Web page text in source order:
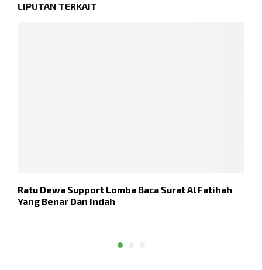
LIPUTAN TERKAIT
Ratu Dewa Support Lomba Baca Surat Al Fatihah
Yang Benar Dan Indah